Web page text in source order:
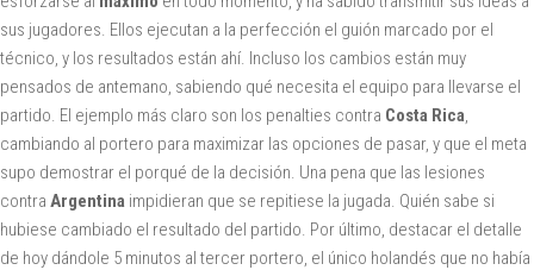
sus jugadores. Ellos ejecutan a la perfección el guión marcado por el
técnico, y los resultados están ahí. Incluso los cambios están muy
pensados de antemano, sabiendo qué necesita el equipo para llevarse el
partido. El ejemplo más claro son los penalties contra Costa Rica,
cambiando al portero para maximizar las opciones de pasar, y que el meta
supo demostrar el porqué de la decisión. Una pena que las lesiones
contra Argentina impidieran que se repitiese la jugada. Quién sabe si
hubiese cambiado el resultado del partido. Por último, destacar el detalle
de hoy dándole 5 minutos al tercer portero, el único holandés que no había